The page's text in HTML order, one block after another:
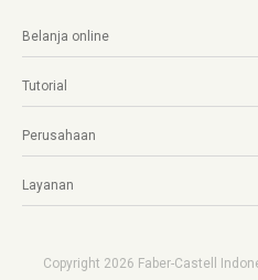
Belanja online
Tutorial
Perusahaan
Layanan
Copyright 2026 Faber-Castell